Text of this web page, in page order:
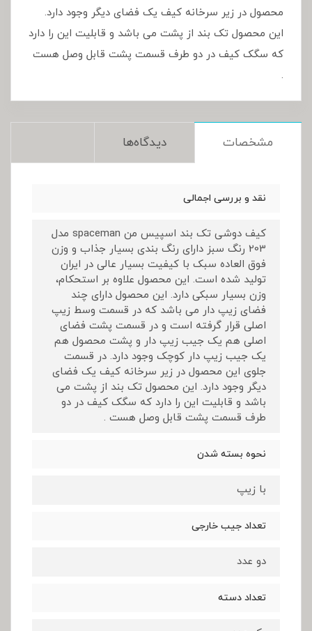
محصول در زیر سرخانه کیف یک فضای دیگر وجود دارد.
این محصول تک بند از پشت می باشد و قابلیت این را دارد
که سگک کیف در دو طرف قسمت پشت قابل وصل هست
.
مشخصات دیدگاه‌ها
نقد و بررسی اجمالی
کیف دوشی تک بند اسپیس من spaceman مدل
203 رنگ سبز دارای رنگ بندی بسیار جذاب و وزن
فوق العاده سبک با کیفیت بسیار عالی در ایران
تولید شده است. این محصول علاوه بر استحکام،
وزن بسیار سبکی دارد. این محصول دارای چند
فضای زیپ دار می باشد که در قسمت وسط زیپ
اصلی قرار گرفته است و در قسمت پشت فضای
اصلی هم یک جیب زیپ دار و پشت محصول هم
یک جیب زیپ دار کوچک وجود دارد. در قسمت
جلوی این محصول در زیر سرخانه کیف یک فضای
دیگر وجود دارد. این محصول تک بند از پشت می
باشد و قابلیت این را دارد که سگک کیف در دو
طرف قسمت پشت قابل وصل هست .
نحوه بسته شدن
با زیپ
تعداد جیب خارجی
دو عدد
تعداد دسته